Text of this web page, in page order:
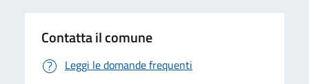
Contatta il comune
Leggi le domande frequenti